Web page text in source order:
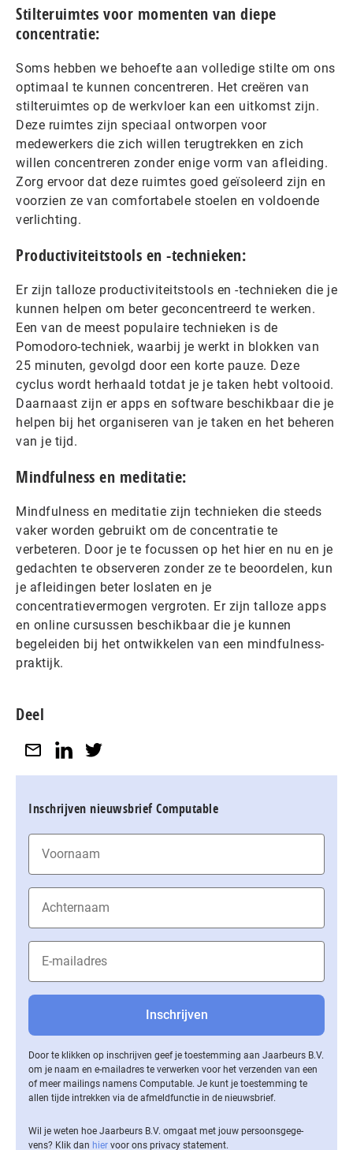
Stilteruimtes voor momenten van diepe
concentratie:
Soms hebben we behoefte aan volledige stilte om ons
optimaal te kunnen concentreren. Het creëren van
stilteruimtes op de werkvloer kan een uitkomst zijn.
Deze ruimtes zijn speciaal ontworpen voor
medewerkers die zich willen terugtrekken en zich
willen concentreren zonder enige vorm van afleiding.
Zorg ervoor dat deze ruimtes goed geïsoleerd zijn en
voorzien ze van comfortabele stoelen en voldoende
verlichting.
Productiviteitstools en -technieken:
Er zijn talloze productiviteitstools en -technieken die je
kunnen helpen om beter geconcentreerd te werken.
Een van de meest populaire technieken is de
Pomodoro-techniek, waarbij je werkt in blokken van
25 minuten, gevolgd door een korte pauze. Deze
cyclus wordt herhaald totdat je je taken hebt voltooid.
Daarnaast zijn er apps en software beschikbaar die je
helpen bij het organiseren van je taken en het beheren
van je tijd.
Mindfulness en meditatie:
Mindfulness en meditatie zijn technieken die steeds
vaker worden gebruikt om de concentratie te
verbeteren. Door je te focussen op het hier en nu en je
gedachten te observeren zonder ze te beoordelen, kun
je afleidingen beter loslaten en je
concentratievermogen vergroten. Er zijn talloze apps
en online cursussen beschikbaar die je kunnen
begeleiden bij het ontwikkelen van een mindfulness-
praktijk.
Deel
Inschrijven nieuwsbrief Computable
Door te klikken op inschrijven geef je toestemming aan Jaarbeurs B.V.
om je naam en e-mailadres te verwerken voor het verzenden van een
of meer mailings namens Computable. Je kunt je toestemming te
allen tijde intrekken via de af­meld­func­tie in de nieuwsbrief.
Wil je weten hoe Jaarbeurs B.V. omgaat met jouw per­soons­ge­ge­
vens? Klik dan hier voor ons privacy statement.